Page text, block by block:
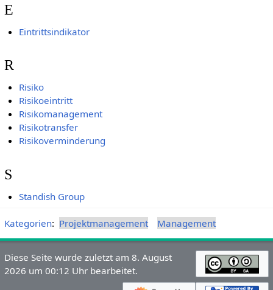
E
Eintrittsindikator
R
Risiko
Risikoeintritt
Risikomanagement
Risikotransfer
Risikoverminderung
S
Standish Group
Kategorien: Projektmanagement Management
Diese Seite wurde zuletzt am 8. August
2026 um 00:12 Uhr bearbeitet.